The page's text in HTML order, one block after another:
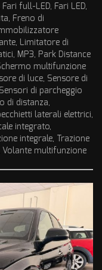
full-LED, Fari LED,
Freno di
Limitatore di
MP3, Park Distance
multifunzione
di luce, Sensore di
di parcheggio
di distanza,
laterali elettrici,
integrato,
integrale, Trazione
Volante multifunzione